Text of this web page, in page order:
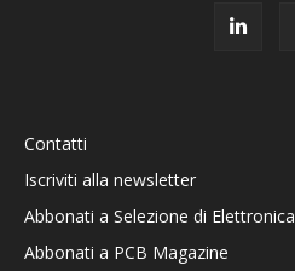
Contatti
Iscriviti alla newsletter
Abbonati a Selezione di Elettronica
Abbonati a PCB Magazine